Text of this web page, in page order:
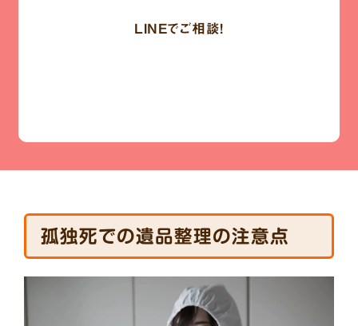
LINEでご相談!
孤独死での遺品整理の注意点